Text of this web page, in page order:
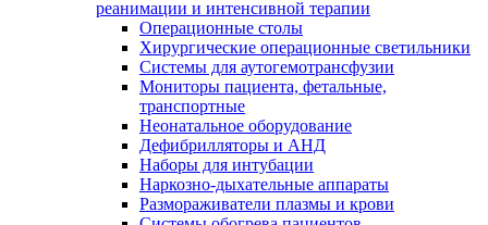
реанимации и интенсивной терапии
Операционные столы
Хирургические операционные светильники
Системы для аутогемотрансфузии
Мониторы пациента, фетальные,
транспортные
Неонатальное оборудование
Дефибрилляторы и АНД
Наборы для интубации
Наркозно-дыхательные аппараты
Размораживатели плазмы и крови